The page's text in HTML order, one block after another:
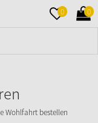
0 0